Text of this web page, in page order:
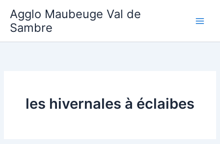
contenu
Agglo Maubeuge Val de
Sambre
les hivernales à éclaibes